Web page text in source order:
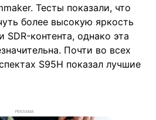
Тесты показали, что
более высокую яркость
SDR-контента, однако эта
Почти во всех
S95H показал лучшие
РЕКЛАМА